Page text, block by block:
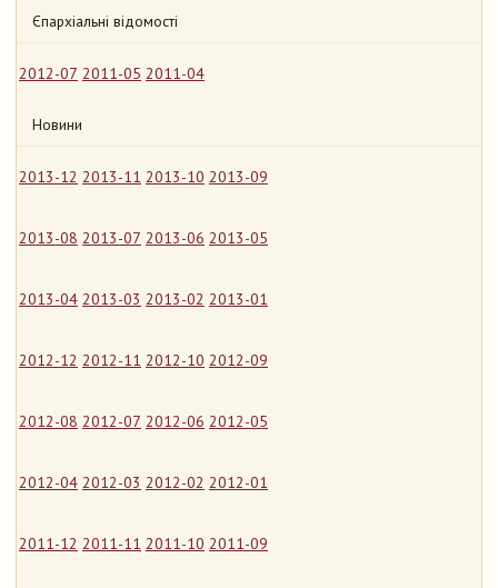
Єпархіальні відомості
2012-07 2011-05 2011-04
Новини
2013-12 2013-11 2013-10 2013-09
2013-08 2013-07 2013-06 2013-05
2013-04 2013-03 2013-02 2013-01
2012-12 2012-11 2012-10 2012-09
2012-08 2012-07 2012-06 2012-05
2012-04 2012-03 2012-02 2012-01
2011-12 2011-11 2011-10 2011-09